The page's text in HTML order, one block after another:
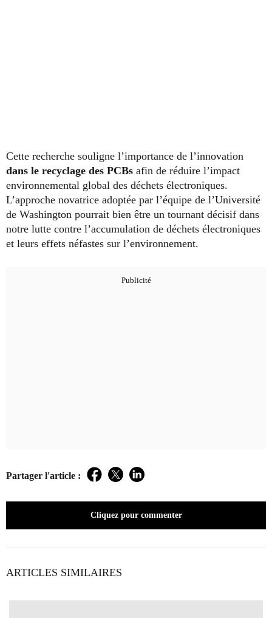
Cette recherche souligne l’importance de l’innovation
dans le recyclage des PCBs afin de réduire l’impact
environnemental global des déchets électroniques.
L’approche novatrice adoptée par l’équipe de l’Université
de Washington pourrait bien être un tournant décisif dans
notre lutte contre l’accumulation de déchets électroniques
et leurs effets néfastes sur l’environnement.
Partager l'article : Facebook
TwitterLinkedIn
Cliquez pour commenter
ARTICLES SIMILAIRES